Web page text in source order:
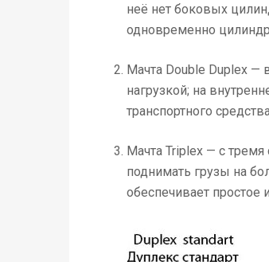
неё нет боковых
одновременно
Мачта Double Duplex —
нагрузкой; на
транспортного
Мачта Triplex — с
поднимать грузы на
обеспечивает простое